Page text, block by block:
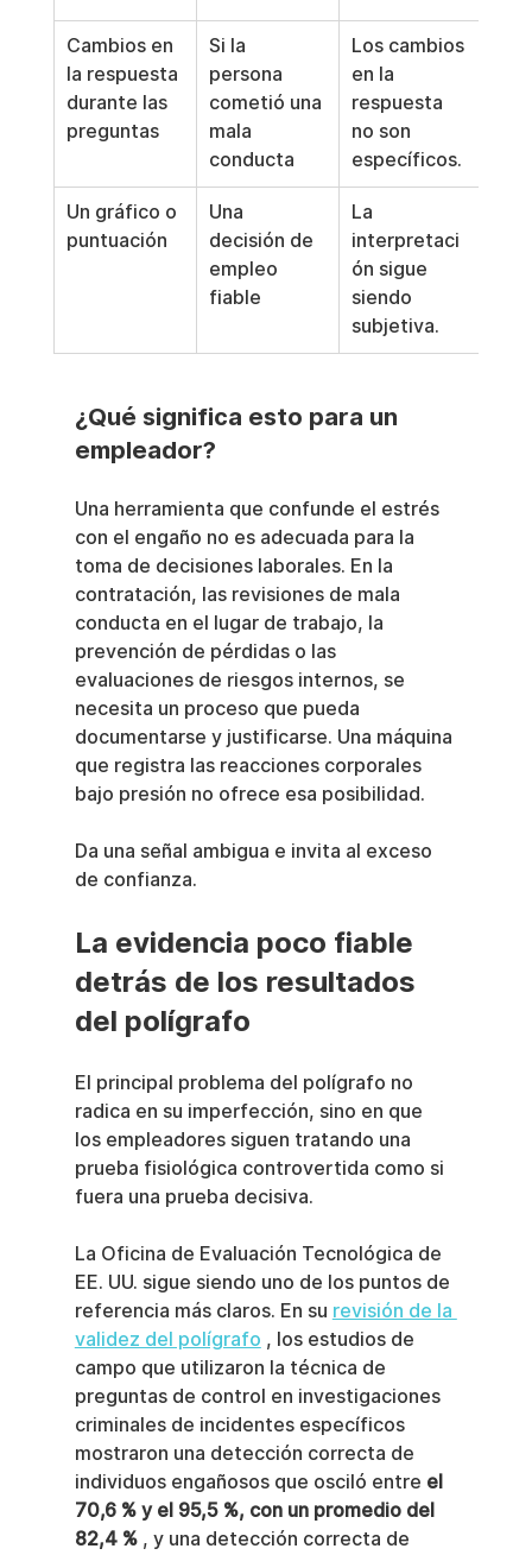
Cambios en
la respuesta
durante las
preguntas
Si la
persona
cometió una
mala
conducta
Los cambios
en la
respuesta
no son
específicos.
Un gráfico o
puntuación
Una
decisión de
empleo
fiable
La
interpretaci
ón sigue
siendo
subjetiva.
¿Qué significa esto para un
empleador?
Una herramienta que confunde el estrés
con el engaño no es adecuada para la
toma de decisiones laborales. En la
contratación, las revisiones de mala
conducta en el lugar de trabajo, la
prevención de pérdidas o las
evaluaciones de riesgos internos, se
necesita un proceso que pueda
documentarse y justificarse. Una máquina
que registra las reacciones corporales
bajo presión no ofrece esa posibilidad.
Da una señal ambigua e invita al exceso
de confianza.
La evidencia poco fiable
detrás de los resultados
del polígrafo
El principal problema del polígrafo no
radica en su imperfección, sino en que
los empleadores siguen tratando una
prueba fisiológica controvertida como si
fuera una prueba decisiva.
La Oficina de Evaluación Tecnológica de
EE. UU. sigue siendo uno de los puntos de
referencia más claros. En su revisión de la
validez del polígrafo , los estudios de
campo que utilizaron la técnica de
preguntas de control en investigaciones
criminales de incidentes específicos
mostraron una detección correcta de
individuos engañosos que osciló entre el
70,6 % y el 95,5 %, con un promedio del
82,4 % , y una detección correcta de